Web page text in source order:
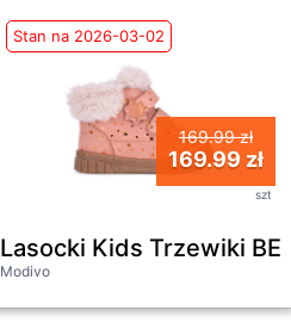
Stan na 2026-03-02
169.99 zł
169.99 zł
szt
Lasocki Kids Trzewiki
Modivo